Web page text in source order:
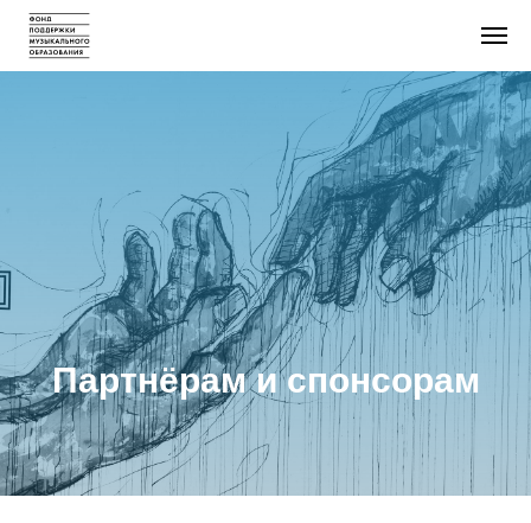
Партнёрам и спонсорам